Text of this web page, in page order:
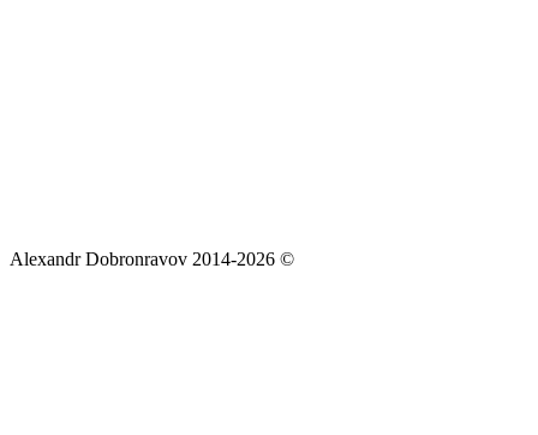
Alexandr Dobronravov 2014-2026 ©